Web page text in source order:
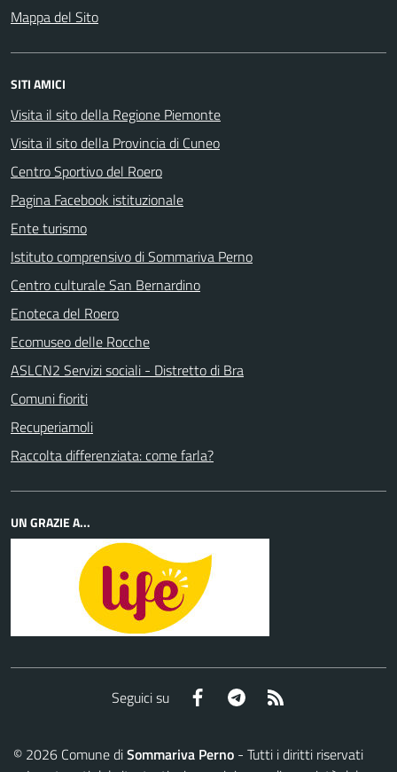
Mappa del Sito
SITI AMICI
Visita il sito della Regione Piemonte
Visita il sito della Provincia di Cuneo
Centro Sportivo del Roero
Pagina Facebook istituzionale
Ente turismo
Istituto comprensivo di Sommariva Perno
Centro culturale San Bernardino
Enoteca del Roero
Ecomuseo delle Rocche
ASLCN2 Servizi sociali - Distretto di Bra
Comuni fioriti
Recuperiamoli
Raccolta differenziata: come farla?
UN GRAZIE A...
Seguici su Facebook Telegram
© 2026Comune diSommariva Perno- Tutti i diritti riservati